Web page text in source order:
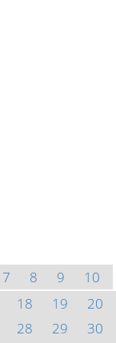
7 8 9
10
18 19
20
28 29
30